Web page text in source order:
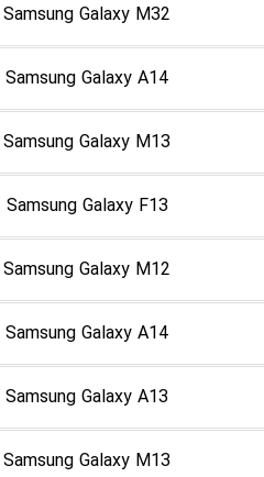
Samsung Galaxy M32
Samsung Galaxy A14
Samsung Galaxy M13
Samsung Galaxy F13
Samsung Galaxy M12
Samsung Galaxy A14
Samsung Galaxy A13
Samsung Galaxy M13